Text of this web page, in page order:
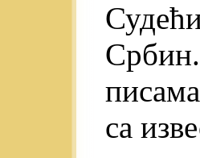
Србин.
са